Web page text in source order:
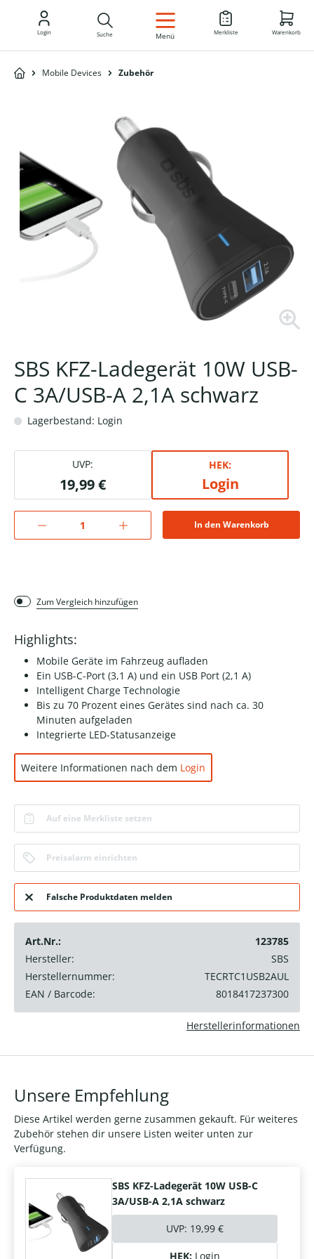
DE
Login Suche Menü Merkliste Warenkorb
Mobile Devices Zubehör
SBS KFZ-Ladegerät 10W USB-
C 3A/USB-A 2,1A schwarz
Lagerbestand: Login
UVP:
19,99 €
HEK:
Login
In den Warenkorb
Zum Vergleich hinzufügen
Highlights:
Mobile Geräte im Fahrzeug aufladen
Ein USB-C-Port (3,1 A) und ein USB Port (2,1 A)
Intelligent Charge Technologie
Bis zu 70 Prozent eines Gerätes sind nach ca. 30
Minuten aufgeladen
Integrierte LED-Statusanzeige
Weitere Informationen nach dem Login
Auf eine Merkliste setzen
Preisalarm einrichten
Falsche Produktdaten melden
Art.Nr.:
123785
Hersteller:
SBS
Herstellernummer:
TECRTC1USB2AUL
EAN / Barcode:
8018417237300
Herstellerinformationen
Unsere Empfehlung
Diese Artikel werden gerne zusammen gekauft. Für weiteres
Zubehör stehen dir unsere Listen weiter unten zur
Verfügung.
SBS KFZ-Ladegerät 10W USB-C
3A/USB-A 2,1A schwarz
UVP: 19,99 €
HEK: Login